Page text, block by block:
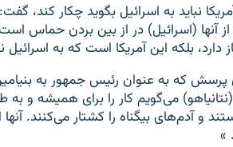
نباید به اسرائیل بگوید چکار کند،
آنها (اسرائیل) در از بین بردن حماس
دارد، بلکه این آمریکا است که به اسرائیل
که به عنوان رئیس جمهور به
می‌گویم کار را برای همیشه و به
آدم‌های بیگناه را کشتار می‌کنند. آنها
»